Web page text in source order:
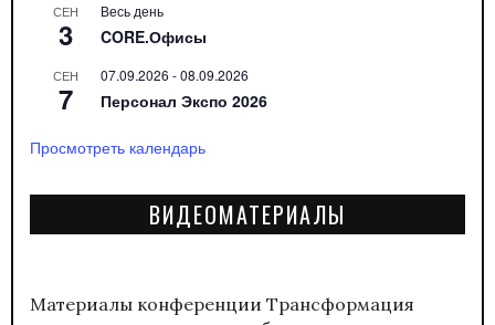
СЕН
3
Весь день
CORE.Офисы
СЕН
7
07.09.2026 -08.09.2026
Персонал Экспо 2026
Просмотреть календарь
ВИДЕОМАТЕРИАЛЫ
Материалы конференции Трансформация